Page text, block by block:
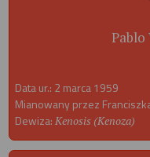
Pablo
Data ur.: 2 marca 1959
Mianowany przez
Dewiza: Kenosis (Kenoza)